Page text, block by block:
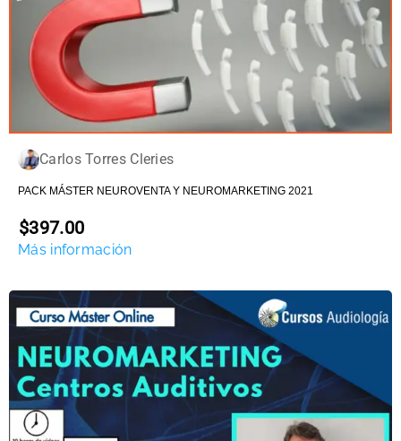
Carlos Torres Cleries
PACK MÁSTER NEUROVENTA Y NEUROMARKETING 2021
$397.00
Más información